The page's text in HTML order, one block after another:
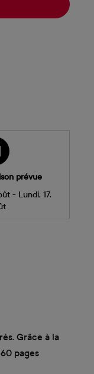
prévue
- Lundi, 17.
Grâce à la
pages